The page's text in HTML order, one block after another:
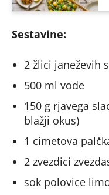
Sestavine:
2 žlici janeževih
500 ml vode
150 g rjavega
blažji okus)
1 cimetova
2 zvezdici
sok polovice